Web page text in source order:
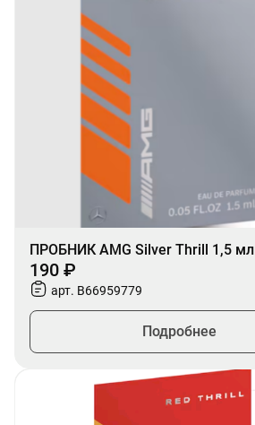
ПРОБНИК AMG Silver Thrill 1,5 мл
190 ₽
арт. B66959779
Подробнее